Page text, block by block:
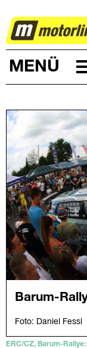
RALLYE
MENÜ
ERC/CZ, Barum-